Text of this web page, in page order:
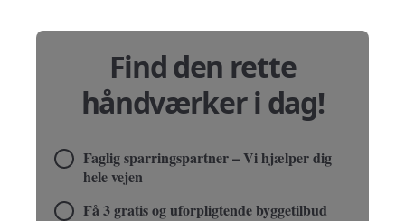
Find den rette
håndværker i dag!
Faglig sparringspartner – Vi hjælper dig
hele vejen
Få 3 gratis og uforpligtende byggetilbud